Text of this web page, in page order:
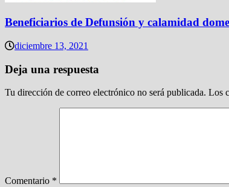
Beneficiarios de Defunsión y calamidad
diciembre 13, 2021
Deja una respuesta
Tu dirección de correo electrónico no será publicada. Los
Comentario *